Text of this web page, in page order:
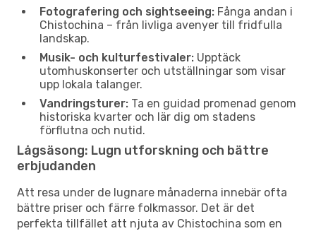
Fotografering och sightseeing: Fånga andan i
Chistochina – från livliga avenyer till fridfulla
landskap.
Musik- och kulturfestivaler: Upptäck
utomhuskonserter och utställningar som visar
upp lokala talanger.
Vandringsturer: Ta en guidad promenad genom
historiska kvarter och lär dig om stadens
förflutna och nutid.
Lågsäsong: Lugn utforskning och bättre
erbjudanden
Att resa under de lugnare månaderna innebär ofta
bättre priser och färre folkmassor. Det är det
perfekta tillfället att njuta av Chistochina som en